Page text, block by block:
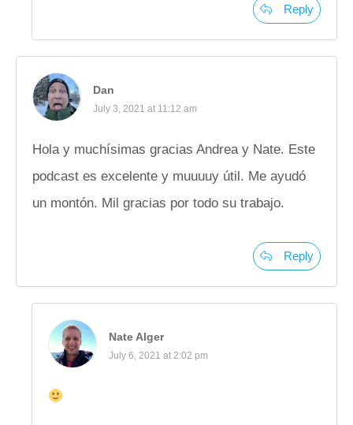
Reply
Dan
July 3, 2021 at 11:12 am
Hola y muchísimas gracias Andrea y Nate. Este
podcast es excelente y muuuuy útil. Me ayudó
un montón. Mil gracias por todo su trabajo.
Reply
Nate Alger
July 6, 2021 at 2:02 pm